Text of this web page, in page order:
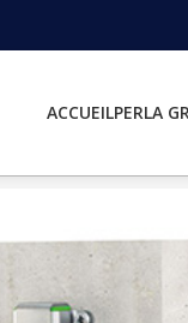
ACCUEILPERLA